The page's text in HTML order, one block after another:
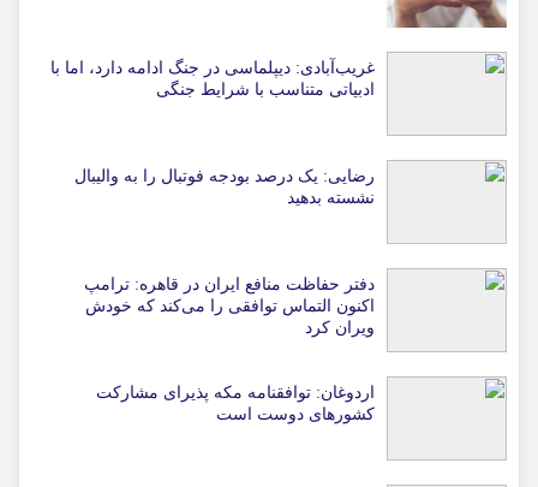
غریب‌آبادی: دیپلماسی در جنگ ادامه دارد، اما با
ادبیاتی متناسب با شرایط جنگی
رضایی: یک درصد بودجه فوتبال را به والیبال
نشسته بدهید
دفتر حفاظت منافع ایران در قاهره: ترامپ
اکنون التماس توافقی را می‌کند که خودش
ویران کرد
اردوغان: توافقنامه مکه پذیرای مشارکت
کشورهای دوست است